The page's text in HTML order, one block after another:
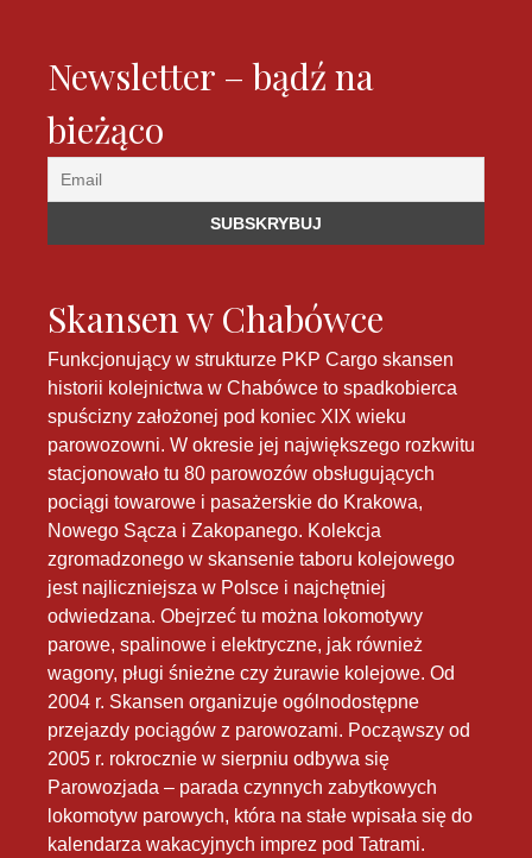
Newsletter – bądź na
bieżąco
Skansen w Chabówce
Funkcjonujący w strukturze PKP Cargo skansen
historii kolejnictwa w Chabówce to spadkobierca
spuścizny założonej pod koniec XIX wieku
parowozowni. W okresie jej największego rozkwitu
stacjonowało tu 80 parowozów obsługujących
pociągi towarowe i pasażerskie do Krakowa,
Nowego Sącza i Zakopanego. Kolekcja
zgromadzonego w skansenie taboru kolejowego
jest najliczniejsza w Polsce i najchętniej
odwiedzana. Obejrzeć tu można lokomotywy
parowe, spalinowe i elektryczne, jak również
wagony, pługi śnieżne czy żurawie kolejowe. Od
2004 r. Skansen organizuje ogólnodostępne
przejazdy pociągów z parowozami. Począwszy od
2005 r. rokrocznie w sierpniu odbywa się
Parowozjada – parada czynnych zabytkowych
lokomotyw parowych, która na stałe wpisała się do
kalendarza wakacyjnych imprez pod Tatrami.